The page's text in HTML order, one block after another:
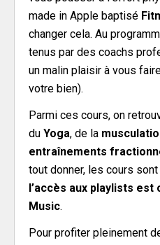
made in Apple baptisé
changer cela. Au
tenus par des coachs
un malin plaisir à vous
votre bien).
Parmi ces cours, on
du Yoga, de la
entraînements
tout donner, les cours
l’accès aux playlists est
Music.
Pour profiter pleinement